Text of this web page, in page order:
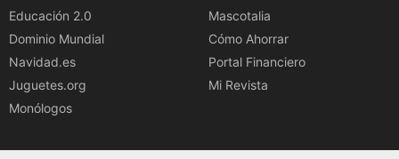
Educación 2.0
Dominio Mundial
Navidad.es
Juguetes.org
Monólogos
Mascotalia
Cómo Ahorrar
Portal Financiero
Mi Revista